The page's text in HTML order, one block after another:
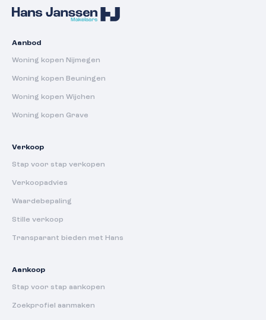
Aanbod
Woning kopen Nijmegen
Woning kopen Beuningen
Woning kopen Wijchen
Woning kopen Grave
Verkoop
Stap voor stap verkopen
Verkoopadvies
Waardebepaling
Stille verkoop
Transparant bieden met Hans
Aankoop
Stap voor stap aankopen
Zoekprofiel aanmaken